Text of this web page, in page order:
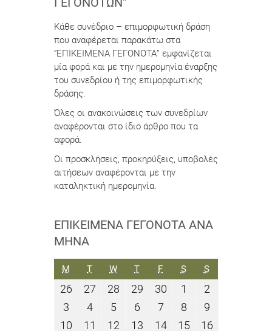
Κάθε συνέδριο – επιμορφωτική δράση
που αναφέρεται παρακάτω στα
“ΕΠΙΚΕΙΜΕΝΑ ΓΕΓΟΝΟΤΑ” εμφανίζεται
μία φορά και με την ημερομηνία έναρξης
του συνεδρίου ή της επιμορφωτικής
δράσης.
Όλες οι ανακοινώσεις των συνεδρίων
αναφέρονται στο ίδιο άρθρο που τα
αφορά.
Οι προσκλήσεις, προκηρύξεις, υποβολές
αιτήσεων αναφέρονται με την
καταληκτική ημερομηνία.
ΕΠΙΚΕΊΜΕΝΑ ΓΕΓΟΝΌΤΑ ΑΝΆ
ΜΉΝΑ
M ΔΕΥΤΈΡΑ
TΤΡΊΤΗ
WΤΕΤΆΡΤΗ
TΠΈΜΠΤΗ
FΠΑΡΑΣΚΕΥΉ
SΣΆΒΒΑΤΟ
SΚΥΡΙΑΚΉ
26
Σεπτεμβρίου
2022
27
Σεπτεμβρίου
2022
28
Σεπτεμβρίου
2022
29
Σεπτεμβρίου
2022
3030
Σεπτεμβρίου
2022
1
Οκτωβρίου
2022
22
3
Οκτωβρίου
44
Οκτωβρίου
55
Οκτωβρίου
6
Οκτωβρίου
77
Οκτωβρίου
88
Οκτωβρίου
99
Οκτωβρίου
10 11 12 13 1414 1515 1616